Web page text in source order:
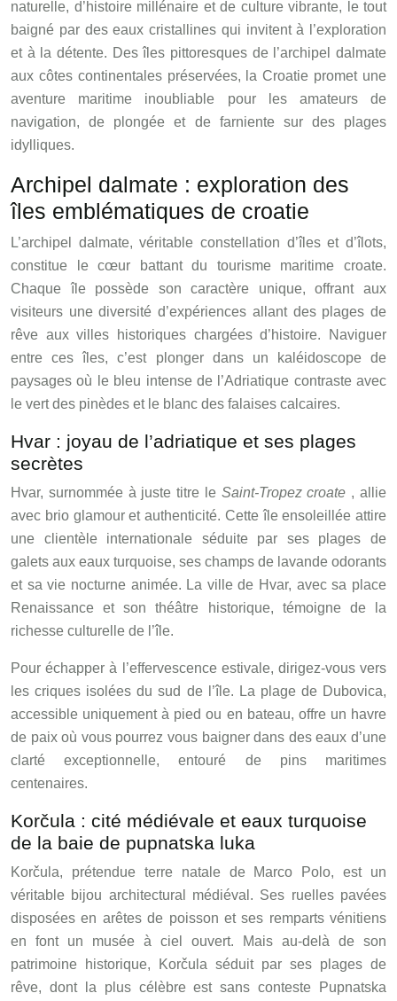
naturelle, d’histoire millénaire et de culture vibrante, le tout
baigné par des eaux cristallines qui invitent à l’exploration
et à la détente. Des îles pittoresques de l’archipel dalmate
aux côtes continentales préservées, la Croatie promet une
aventure maritime inoubliable pour les amateurs de
navigation, de plongée et de farniente sur des plages
idylliques.
Archipel dalmate : exploration des
îles emblématiques de croatie
L’archipel dalmate, véritable constellation d’îles et d’îlots,
constitue le cœur battant du tourisme maritime croate.
Chaque île possède son caractère unique, offrant aux
visiteurs une diversité d’expériences allant des plages de
rêve aux villes historiques chargées d’histoire. Naviguer
entre ces îles, c’est plonger dans un kaléidoscope de
paysages où le bleu intense de l’Adriatique contraste avec
le vert des pinèdes et le blanc des falaises calcaires.
Hvar : joyau de l’adriatique et ses plages
secrètes
Hvar, surnommée à juste titre le Saint-Tropez croate , allie
avec brio glamour et authenticité. Cette île ensoleillée attire
une clientèle internationale séduite par ses plages de
galets aux eaux turquoise, ses champs de lavande odorants
et sa vie nocturne animée. La ville de Hvar, avec sa place
Renaissance et son théâtre historique, témoigne de la
richesse culturelle de l’île.
Pour échapper à l’effervescence estivale, dirigez-vous vers
les criques isolées du sud de l’île. La plage de Dubovica,
accessible uniquement à pied ou en bateau, offre un havre
de paix où vous pourrez vous baigner dans des eaux d’une
clarté exceptionnelle, entouré de pins maritimes
centenaires.
Korčula : cité médiévale et eaux turquoise
de la baie de pupnatska luka
Korčula, prétendue terre natale de Marco Polo, est un
véritable bijou architectural médiéval. Ses ruelles pavées
disposées en arêtes de poisson et ses remparts vénitiens
en font un musée à ciel ouvert. Mais au-delà de son
patrimoine historique, Korčula séduit par ses plages de
rêve, dont la plus célèbre est sans conteste Pupnatska